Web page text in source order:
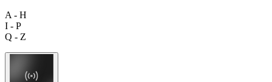
A - H
I - P
Q - Z